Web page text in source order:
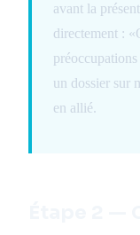
avant la
directement :
un dossier sur
en allié.